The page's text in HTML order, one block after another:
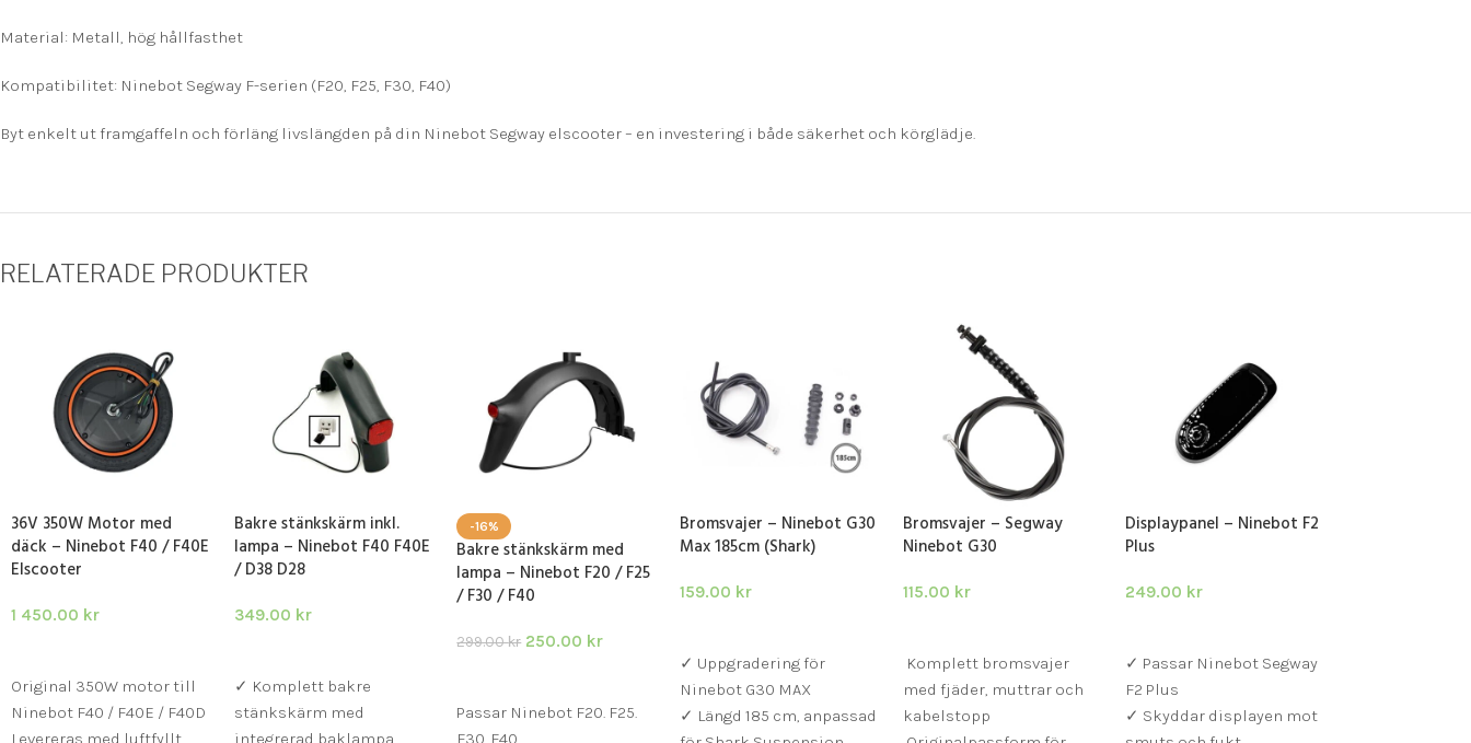
Material: Metall, hög hållfasthet
Kompatibilitet: Ninebot Segway F-serien (F20, F25, F30, F40)
Byt enkelt ut framgaffeln och förläng livslängden på din Ninebot Segway elscooter – en investering i både säkerhet och körglädje.
RELATERADE PRODUKTER
36V 350W Motor med
däck – Ninebot F40 / F40E
Elscooter
1 450.00 kr
Original 350W motor till
Ninebot F40 / F40E / F40D
Levereras med luftfyllt
Bakre stänkskärm inkl.
lampa – Ninebot F40 F40E
/ D38 D28
349.00 kr
✓ Komplett bakre
stänkskärm med
integrerad baklampa
-16%
Bakre stänkskärm med
lampa – Ninebot F20 / F25
/ F30 / F40
299.00kr 250.00 kr
Passar Ninebot F20. F25.
F30. F40
Bromsvajer – Ninebot G30
Max 185cm (Shark)
159.00 kr
✓ Uppgradering för
Ninebot G30 MAX
✓ Längd 185 cm, anpassad
Bromsvajer – Segway
Ninebot G30
115.00 kr
Komplett bromsvajer
med fjäder, muttrar och
kabelstopp
Displaypanel – Ninebot F2
Plus
249.00 kr
✓ Passar Ninebot Segway
F2 Plus
✓ Skyddar displayen mot